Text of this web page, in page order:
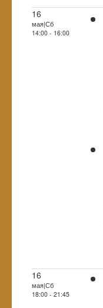
16
мая|Сб
14:00 - 16:00
16
мая|Сб
18:00 - 21:45